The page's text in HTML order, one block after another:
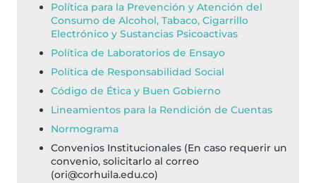
Política para la Prevención y Atención del
Consumo de Alcohol, Tabaco, Cigarrillo
Electrónico y Sustancias Psicoactivas
Política de Laboratorios de Ensayo
Política de Responsabilidad Social
Código de Ética y Buen Gobierno
Lineamientos para la Rendición de Cuentas
Normograma
Convenios Institucionales (En caso requerir un
convenio, solicitarlo al correo
(ori@corhuila.edu.co)